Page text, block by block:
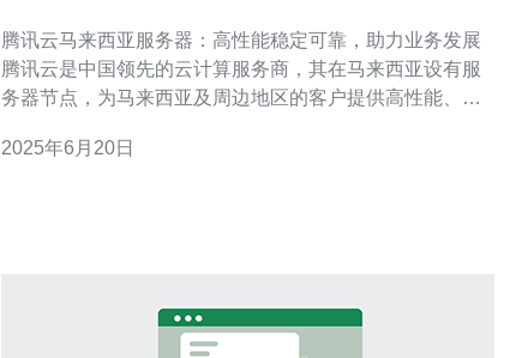
腾讯云马来西亚服务器：高性能稳定可靠，助力业务发展
腾讯云是中国领先的云计算服务商，其在马来西亚设有服
务器节点，为马来西亚及周边地区的客户提供高性能、稳
的硬件设施和优化的网络架构，保证业务的高性能、稳定
2025年6月20日